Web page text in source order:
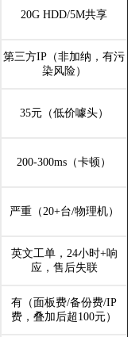
20G HDD/5M共享
第三方IP（非加纳，有污
染风险）
35元（低价噱头）
200-300ms（卡顿）
严重（20+台/物理机）
英文工单，24小时+响
应，售后失联
有（面板费/备份费/IP
费，叠加后超100元）